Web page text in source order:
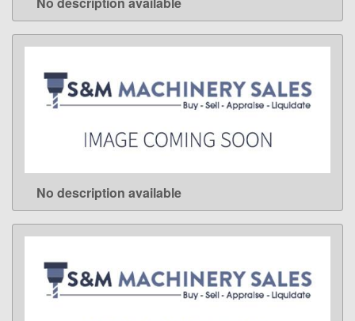
LEARN MORE
LEARN MORE
No description available